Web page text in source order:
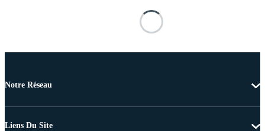
Notre Réseau
Liens Du Site